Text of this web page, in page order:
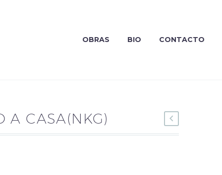
OBRAS BIO CONTACTO
A CASA(NKG)